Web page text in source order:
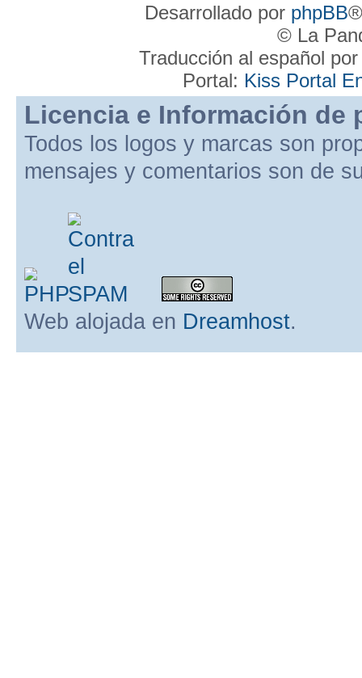
Desarrollado por phpBB
© La
Traducción al español
Portal: Kiss Portal
Licencia e Información de
Todos los logos y marcas son
mensajes y comentarios son de
Web alojada en Dreamhost.